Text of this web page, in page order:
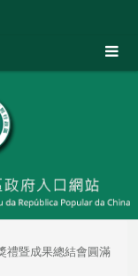
禮暨成果總結會圓滿